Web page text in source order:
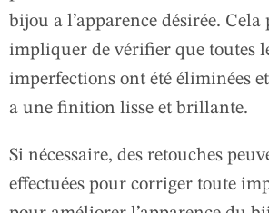
bijou a l’apparence désirée. Cela
impliquer de vérifier que toutes
imperfections ont été éliminées
a une finition lisse et brillante.
Si nécessaire, des retouches
effectuées pour corriger toute